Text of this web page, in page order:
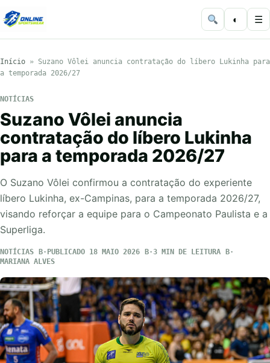
◐ ☰
Início » Suzano Vôlei anuncia contratação do líbero Lukinha para
a temporada 2026/27
NOTÍCIAS
Suzano Vôlei anuncia
contratação do líbero Lukinha
para a temporada 2026/27
O Suzano Vôlei confirmou a contratação do experiente
líbero Lukinha, ex-Campinas, para a temporada 2026/27,
visando reforçar a equipe para o Campeonato Paulista e a
Superliga.
NOTÍCIAS PUBLICADO 18 MAIO 2026
3 MIN DE LEITURA
MARIANA ALVES